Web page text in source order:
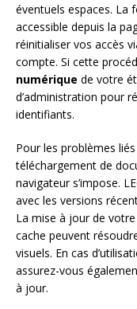
éventuels espaces. La
accessible depuis la
réinitialiser vos accès
compte. Si cette
numérique de votre
d’administration pour
identifiants.
Pour les problèmes
téléchargement de
navigateur s’impose.
avec les versions
La mise à jour de
cache peuvent
visuels. En cas
assurez-vous
à jour.